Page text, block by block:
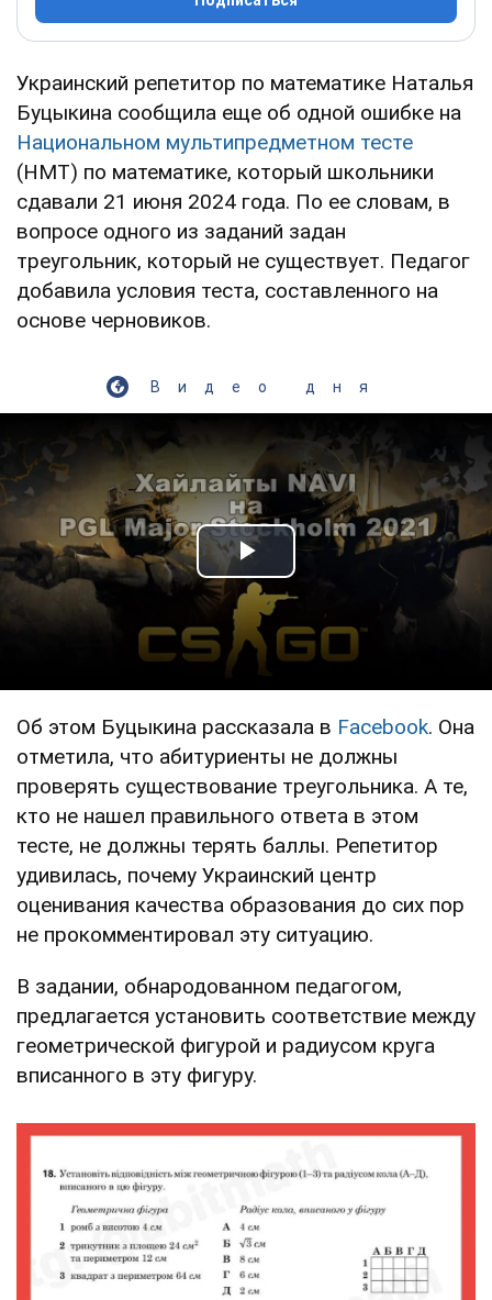
Украинский репетитор по математике Наталья
Буцыкина сообщила еще об одной ошибке на
Национальном мультипредметном тесте
(НМТ) по математике, который школьники
сдавали 21 июня 2024 года. По ее словам, в
вопросе одного из заданий задан
треугольник, который не существует. Педагог
добавила условия теста, составленного на
основе черновиков.
Видео дня
Play Video
Об этом Буцыкина рассказала в Facebook. Она
отметила, что абитуриенты не должны
проверять существование треугольника. А те,
кто не нашел правильного ответа в этом
тесте, не должны терять баллы. Репетитор
удивилась, почему Украинский центр
оценивания качества образования до сих пор
не прокомментировал эту ситуацию.
В задании, обнародованном педагогом,
предлагается установить соответствие между
геометрической фигурой и радиусом круга
вписанного в эту фигуру.